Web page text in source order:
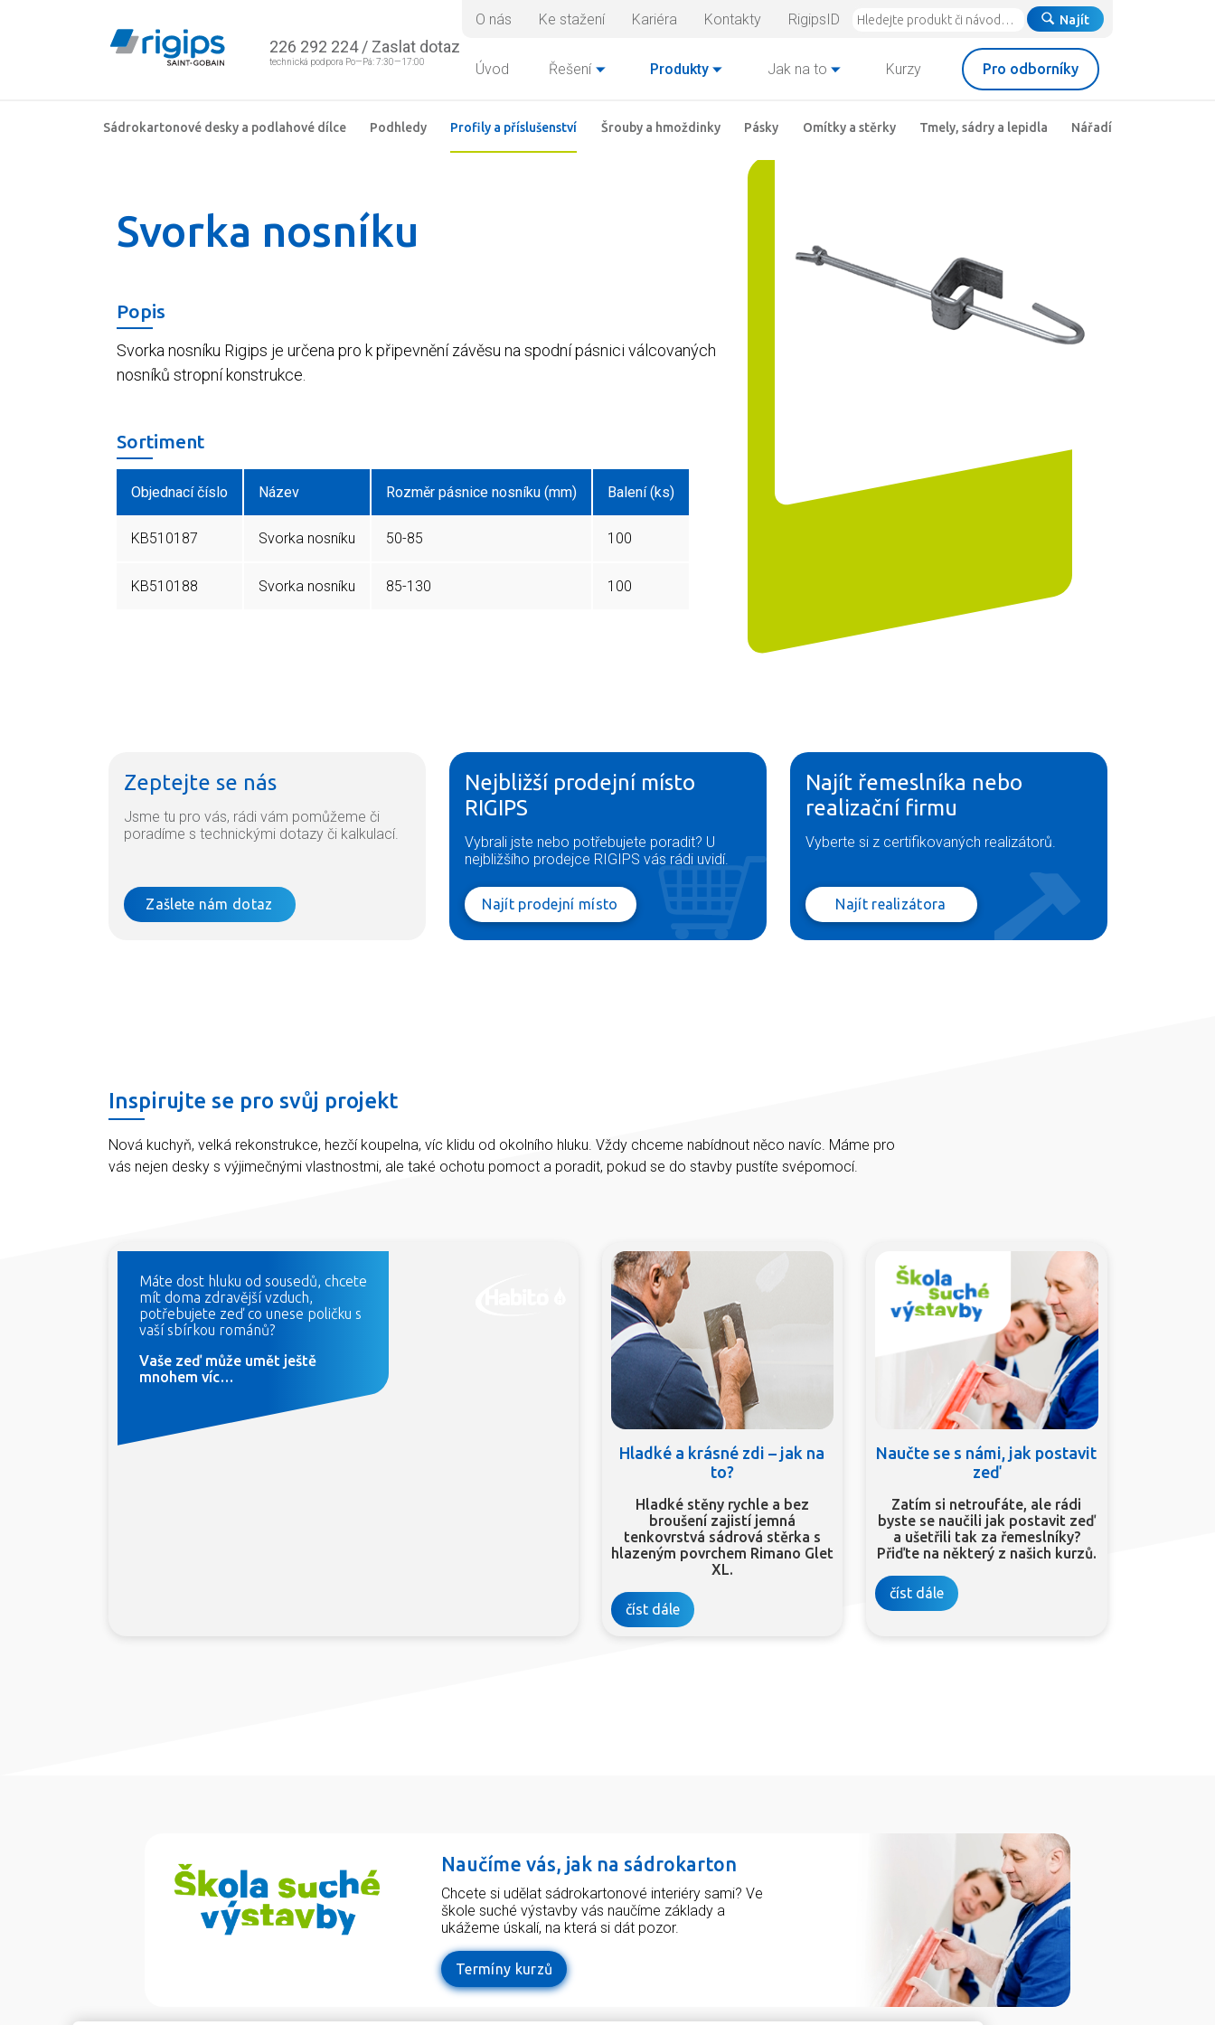
226 292 224/ Zaslat dotaz
technická podpora Po—Pá: 7:30—17:00
O nás Ke stažení Kariéra Kontakty RigipsID Najít
Úvod Řešení Produkty Jak na to Kurzy Pro odborníky
Sádrokartonové desky a podlahové dílce Podhledy Profily a příslušenství Šrouby a hmoždinky Pásky Omítky a stěrky Tmely, sádry a lepidla Nářadí
Svorka nosníku
Popis
Svorka nosníku Rigips je určena pro k připevnění závěsu na spodní pásnici válcovaných
nosníků stropní konstrukce.
Sortiment
Objednací číslo Název Rozměr pásnice nosníku (mm) Balení (ks)
KB510187 Svorka nosníku 50-85 100
KB510188 Svorka nosníku 85-130 100
Zeptejte se nás
Jsme tu pro vás, rádi vám pomůžeme či
poradíme s technickými dotazy či kalkulací.
Zašlete nám dotaz
Nejbližší prodejní místo
RIGIPS
Vybrali jste nebo potřebujete poradit? U
nejbližšího prodejce RIGIPS vás rádi uvidí.
Najít prodejní místo
Najít řemeslníka nebo
realizační firmu
Vyberte si z certifikovaných realizátorů.
Najít realizátora
Inspirujte se pro svůj projekt
Nová kuchyň, velká rekonstrukce, hezčí koupelna, víc klidu od okolního hluku. Vždy chceme nabídnout něco navíc. Máme pro
vás nejen desky s výjimečnými vlastnostmi, ale také ochotu pomoct a poradit, pokud se do stavby pustíte svépomocí.
Máte dost hluku od sousedů, chcete
mít doma zdravější vzduch,
potřebujete zeď co unese poličku s
vaší sbírkou románů?
Vaše zeď může umět ještě
mnohem víc…
Hladké a krásné zdi – jak na
to?
Hladké stěny rychle a bez
broušení zajistí jemná
tenkovrstvá sádrová stěrka s
hlazeným povrchem Rimano Glet
XL.
číst dále
Naučte se s námi, jak postavit
zeď
Zatím si netroufáte, ale rádi
byste se naučili jak postavit zeď
a ušetřili tak za řemeslníky?
Přiďte na některý z našich kurzů.
číst dále
Naučíme vás, jak na sádrokarton
Chcete si udělat sádrokartonové interiéry sami? Ve
škole suché výstavby vás naučíme základy a
ukážeme úskalí, na která si dát pozor.
Termíny kurzů